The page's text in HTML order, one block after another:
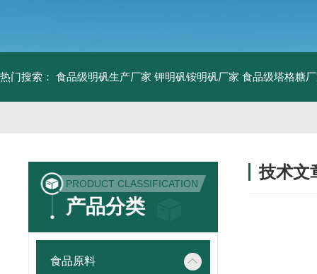
热门搜索： 食品级明矾生产厂家 钾明矾铵明矾厂家 食品级塔格糖
PRODUCT CLASSIFICATION
产品分类
食品原料
技术文